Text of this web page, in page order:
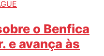
o Benfica
e avança às